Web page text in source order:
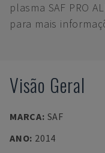
plasma SAF PRO
para mais
Visão Geral
MARCA: SAF
ANO: 2014